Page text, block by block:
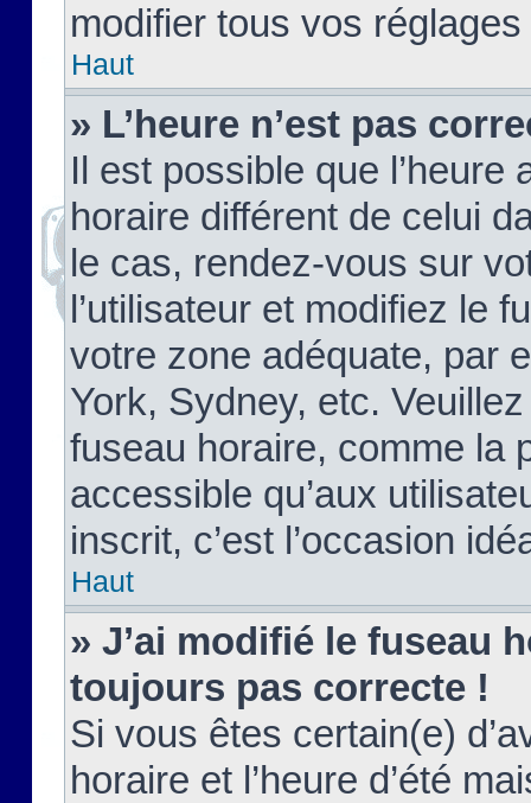
modifier tous vos
Haut
» L’heure n’est pas
Il est possible que
horaire différent de celui
le cas, rendez-vous sur
l’utilisateur et modifiez le
votre zone adéquate, par
York, Sydney, etc.
fuseau horaire, comme la
accessible qu’aux
inscrit, c’est l’occasion
Haut
» J’ai modifié le fuseau
toujours pas correcte !
Si vous êtes certain(e)
horaire et l’heure d’été